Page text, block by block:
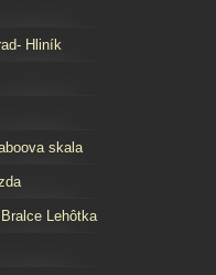
Hliník
skala
Lehôtka